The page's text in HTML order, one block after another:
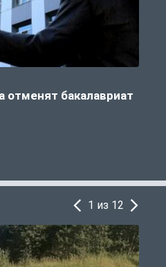
отменят бакалавриат
1 из 12